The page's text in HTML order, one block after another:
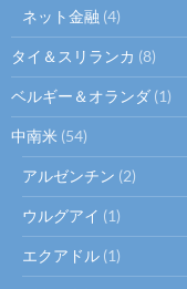
ネット金融 (4)
タイ＆スリランカ (8)
ベルギー＆オランダ (1)
中南米 (54)
アルゼンチン (2)
ウルグアイ (1)
エクアドル (1)